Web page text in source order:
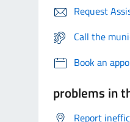
Request
Call the
Book an
problems in
Report